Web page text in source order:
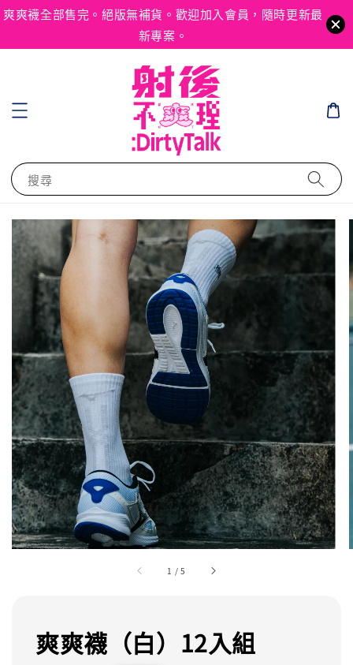
爽爽襪全部售完。絕版無補貨。歡迎加入會員，隨時更新最
新專案。
搜尋
1 /5
爽爽襪（白）12入組